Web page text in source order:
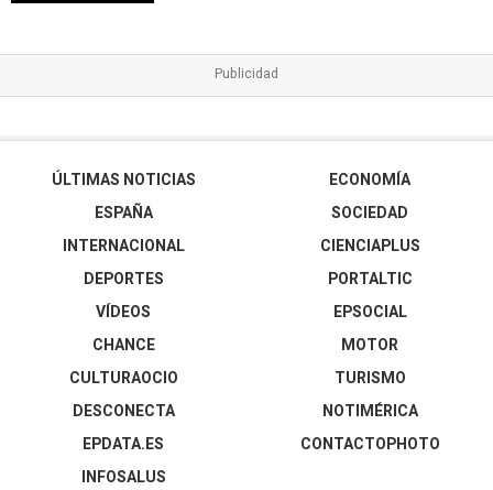
ÚLTIMAS NOTICIAS
ESPAÑA
INTERNACIONAL
DEPORTES
VÍDEOS
ECONOMÍA
SOCIEDAD
CIENCIAPLUS
PORTALTIC
EPSOCIAL
CHANCE
CULTURAOCIO
DESCONECTA
EPDATA.ES
INFOSALUS
MOTOR
TURISMO
NOTIMÉRICA
CONTACTOPHOTO